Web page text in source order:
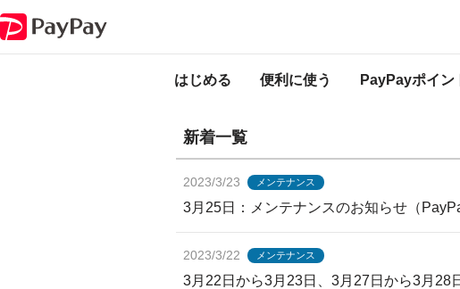
はじめる 便利に使う PayPayポイン
PayPayからのお知ら
新着一覧
2023/3/23 メンテナンス
3月25日：メンテナンスのお知らせ（
2023/3/22 メンテナンス
3月22日から3月23日、3月27日から3月28